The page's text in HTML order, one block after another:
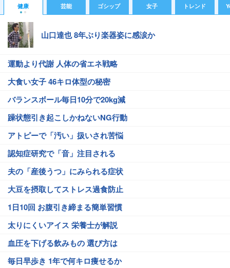
健康 芸能 ゴシップ 女子 トレンド
山口達也 8年ぶり楽器姿に感涙か
運動より代謝 人体の省エネ戦略
大食い女子 46キロ体型の秘密
バランスボール毎日10分で20kg減
躁状態引き起こしかねないNG行動
アトピーで「汚い」扱いされ苦悩
認知症研究で「音」注目される
夫の「産後うつ」にみられる症状
大豆を摂取してストレス過食防止
1日10回 お腹引き締まる簡単習慣
太りにくいアイス 栄養士が解説
血圧を下げる飲みもの 選び方は
毎日早歩き 1年で何キロ痩せるか